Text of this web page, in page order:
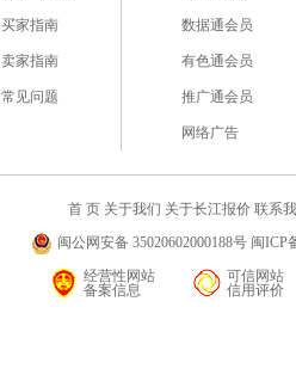
买家指南
卖家指南
常见问题
数据通会员
有色通会员
推广通会员
网络广告
首 页 关于我们 关于长江报价 联系
闽公网安备 35020602000188号 闽ICP
经营性网站
备案信息
可信网站
信用评价